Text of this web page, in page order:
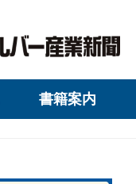
書籍案内